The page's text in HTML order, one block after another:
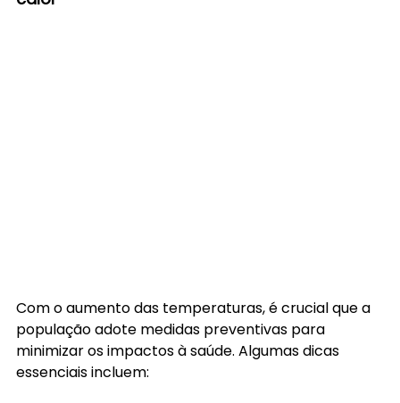
Com o aumento das temperaturas, é crucial que a
população adote medidas preventivas para
minimizar os impactos à saúde. Algumas dicas
essenciais incluem: